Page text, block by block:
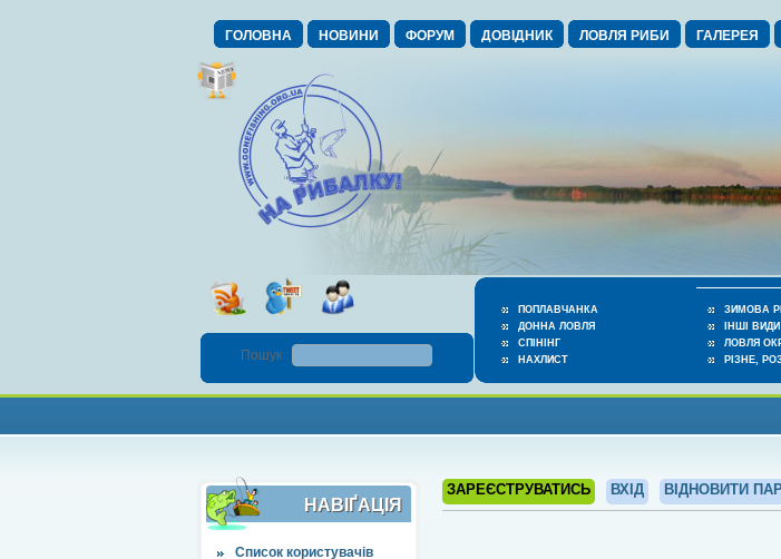
ГОЛОВНА НОВИНИ ФОРУМ ДОВІДНИК ЛОВЛЯ РИБИ ГАЛЕРЕЯ
ПОПЛАВЧАНКА
ДОННА ЛОВЛЯ
СПІНІНГ
НАХЛИСТ
ЗИМОВА
ІНШІ
ЛОВЛЯ
РІЗНЕ,
Пошук :
НАВІҐАЦІЯ
Список користувачів
ЗАРЕЄСТРУВАТИСЬ ВХІД ВІДНОВИТИ